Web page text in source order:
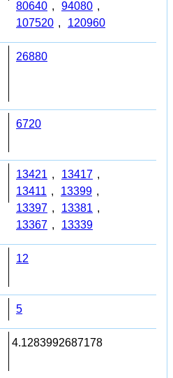
80640 , 94080 ,
107520 , 120960
26880
6720
13421 , 13417 ,
13411 , 13399 ,
13397 , 13381 ,
13367 , 13339
12
5
4.1283992687178